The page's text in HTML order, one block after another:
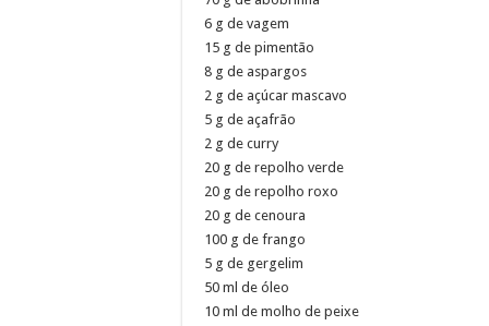
6 g de vagem
15 g de pimentão
8 g de aspargos
2 g de açúcar mascavo
5 g de açafrão
2 g de curry
20 g de repolho verde
20 g de repolho roxo
20 g de cenoura
100 g de frango
5 g de gergelim
50 ml de óleo
10 ml de molho de peixe